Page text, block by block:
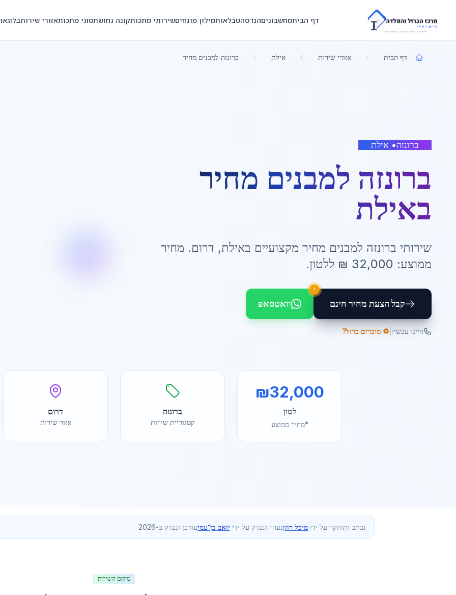
Skip to main content
דף הביתמחשבוניםהנדסהטבלאותמילון מונחיםשירותי מתכותקונה נחושתסוגי מתכותאזורי שירותבלוג
דף הבית אזורי שירות אילת ברונזה למבנים מחיר
ברונזה• אילת
ברונזה למבנים מחיר
באילת
שירותי ברונזה למבנים מחיר מקצועיים באילת, דרום. מחיר
ממוצע: 32,000 ₪ ללטון.
קבל הצעת מחיר חינם
!
וואטסאפ
חייגו עכשיו ♻️ מוכרים ברזל?
₪32,000
לטון
*מחיר ממוצע
ברונזה
קטגוריית שירות
דרום
אזור שירות
נכתב ותוחקר על ידי מיכל רוזןנערך ונבדק על ידי יואב בן־עמיעודכן ונבדק ב-2026
מיקום השירות